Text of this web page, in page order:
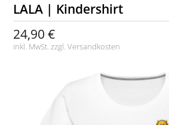
LALA | Kindershirt
24,90 €
inkl. MwSt. zzgl.Versandkosten